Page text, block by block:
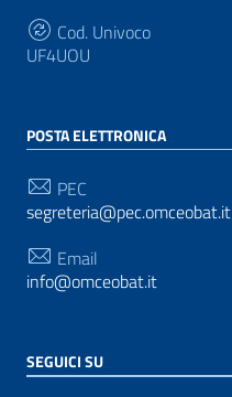
Cod. Univoco
UF4UOU
POSTA ELETTRONICA
PEC
segreteria@pec.omceobat.it
Email
info@omceobat.it
SEGUICI SU